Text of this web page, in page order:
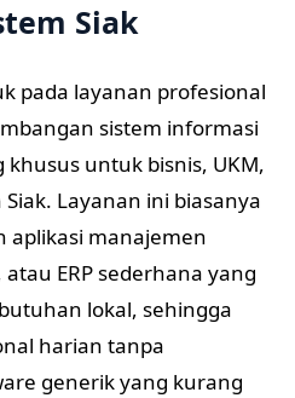
Siak
pada layanan profesional
sistem informasi
untuk bisnis, UKM,
Layanan ini biasanya
aplikasi manajemen
ERP sederhana yang
lokal, sehingga
harian tanpa
generik yang kurang